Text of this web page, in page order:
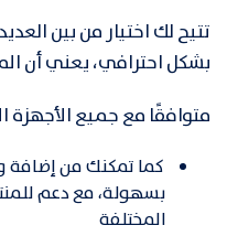
تتيح لك اختيار من بين
بشكل احترافي، يعني أن
متوافقًا مع جميع الأجهزة
كما تمكنك من إضافة
بسهولة، مع دعم
المختلفة